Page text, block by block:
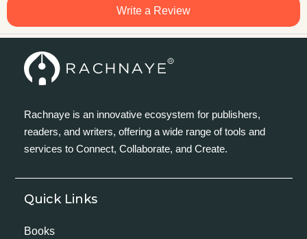
Write a Review
Rachnaye is an innovative ecosystem for publishers,
readers, and writers, offering a wide range of tools and
services to Connect, Collaborate, and Create.
Quick Links
Books